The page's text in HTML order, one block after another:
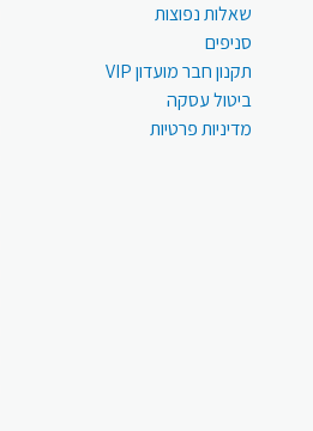
שאלות נפוצות
סניפים
תקנון חבר מועדון VIP
ביטול עסקה
מדיניות פרטיות